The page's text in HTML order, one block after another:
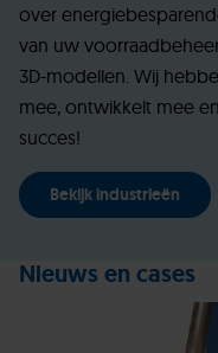
over
van uw
3D-modellen. Wij
mee, ontwikkelt mee
succes!
Bekijk industrieën
Nieuws en cases